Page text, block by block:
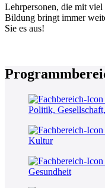
Lehrpersonen, die mit
Bildung bringt immer
Sie es aus!
Politik,
Kultur
Gesundheit